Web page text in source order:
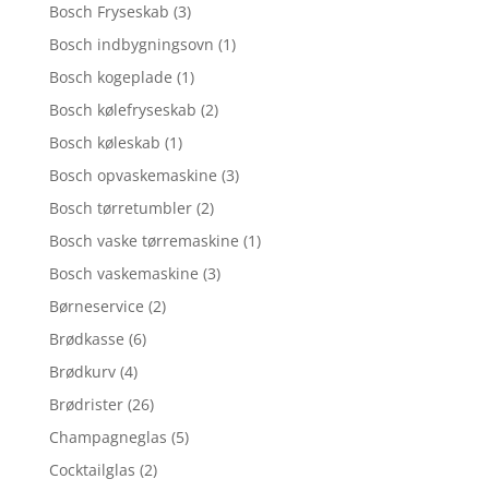
Bosch Fryseskab (3)
Bosch indbygningsovn (1)
Bosch kogeplade (1)
Bosch kølefryseskab (2)
Bosch køleskab (1)
Bosch opvaskemaskine (3)
Bosch tørretumbler (2)
Bosch vaske tørremaskine (1)
Bosch vaskemaskine (3)
Børneservice (2)
Brødkasse (6)
Brødkurv (4)
Brødrister (26)
Champagneglas (5)
Cocktailglas (2)